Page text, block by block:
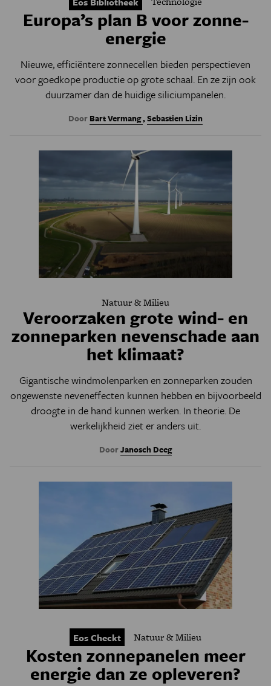
Europa’s plan B voor zonne-
energie
Nieuwe, efficiëntere zonnecellen bieden perspectieven
voor goedkope productie op grote schaal. En ze zijn ook
duurzamer dan de huidige siliciumpanelen.
Door Bart Vermang,Sebastien Lizin
Natuur & Milieu
Veroorzaken grote wind- en
zonneparken nevenschade aan
het klimaat?
Gigantische windmolenparken en zonneparken zouden
ongewenste neveneffecten kunnen hebben en bijvoorbeeld
droogte in de hand kunnen werken. In theorie. De
werkelijkheid ziet er anders uit.
DoorJanosch Deeg
Eos Checkt Natuur & Milieu
Kosten zonnepanelen meer
energie dan ze opleveren?